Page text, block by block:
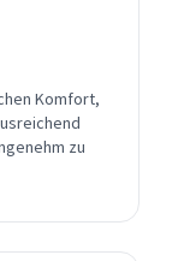
Komfort,
zu